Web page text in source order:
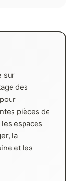
sur
des
pièces de
espaces
la
et les